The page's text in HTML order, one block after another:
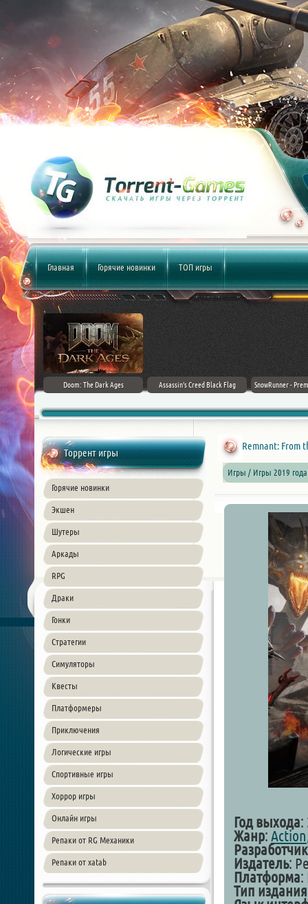
Главная Горячие новинки ТОП игры
Cut
DLC] (2024)
Doom: The Dark Ages
Assassin's Creed Black Flag
SnowRunner -
Торрент игры
Горячие новинки
Экшен
Шутеры
Аркады
RPG
Драки
Гонки
Стратегии
Симуляторы
Квесты
Платформеры
Приключения
Логические игры
Спортивные игры
Хоррор игры
Онлайн игры
Репаки от RG Механики
Репаки от xatab
Remnant: From
Игры / Игры 2019
Год выхода:
Жанр: Action
Разработчик
Издатель:
Платформа:
Тип издания